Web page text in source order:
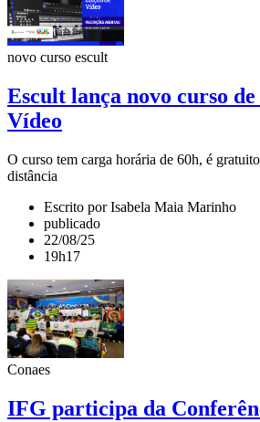
novo curso escult
Escult lança novo curso
Vídeo
O curso tem carga horária de 60h, é
distância
Escrito por Isabela Maia Marinho
publicado
22/08/25
19h17
Conaes
IFG participa da